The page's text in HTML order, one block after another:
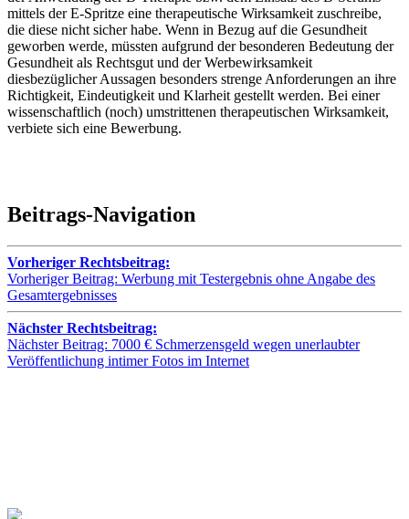
mittels der E-Spritze eine therapeutische Wirksamkeit zuschreibe,
die diese nicht sicher habe. Wenn in Bezug auf die Gesundheit
geworben werde, müssten aufgrund der besonderen Bedeutung der
Gesundheit als Rechtsgut und der Werbewirksamkeit
diesbezüglicher Aussagen besonders strenge Anforderungen an ihre
Richtigkeit, Eindeutigkeit und Klarheit gestellt werden. Bei einer
wissenschaftlich (noch) umstrittenen therapeutischen Wirksamkeit,
verbiete sich eine Bewerbung.
Beitrags-Navigation
Vorheriger Rechtsbeitrag:
Vorheriger Beitrag: Werbung mit Testergebnis ohne Angabe des
Gesamtergebnisses
Nächster Rechtsbeitrag:
Nächster Beitrag: 7000 € Schmerzensgeld wegen unerlaubter
Veröffentlichung intimer Fotos im Internet